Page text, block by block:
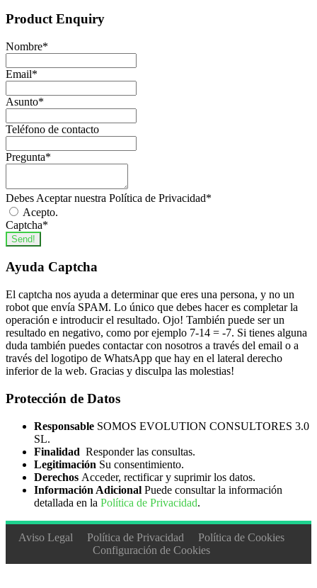
DEPORTES
Ciclismo7
Dirección de Instalaciones, Entidades Y Eventos
Pilates4
Yoga15
EDIFICACIÓN Y OBRA CIVIL
Minería2
Pintura 14
Proyectos, Seguimiento y Seguridad en
Obras103
Tuneladora
Yeso10
ELECTRICIDAD Y ELECTRÓNICA
Electricidad Alta/Baja Tensión
Equipos Electrónicos17
Máquinas Electromecánicas20
ENERGÍA Y AGUA227
60048
6801
7205
Product Enquiry
Nombre*
Email*
Asunto*
Teléfono de contacto
Pregunta*
Debes Aceptar nuestra Política de Privacidad*
Acepto.
Captcha*
Send!
Ayuda Captcha
El captcha nos ayuda a determinar que eres una persona, y no un
robot que envía SPAM. Lo único que debes hacer es completar la
operación e introducir el resultado. Ojo! También puede ser un
resultado en negativo, como por ejemplo 7-14 = -7. Si tienes alguna
duda también puedes contactar con nosotros a través del email o a
través del logotipo de WhatsApp que hay en el lateral derecho
inferior de la web. Gracias y disculpa las molestias!
Protección de Datos
Responsable SOMOS EVOLUTION CONSULTORES 3.0
SL.
Finalidad Responder las consultas.
Legitimación Su consentimiento.
Derechos Acceder, rectificar y suprimir los datos.
Información Adicional Puede consultar la información
detallada en la Política de Privacidad.
Aviso Legal Política de Privacidad
Política de Cookies
Configuración de Cookies